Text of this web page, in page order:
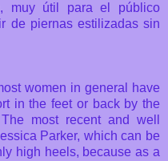
muy útil para el público
de piernas estilizadas sin
women in general
have
in the feet or back by the
The most recent and
well
Parker, which can be
high heels, because as a